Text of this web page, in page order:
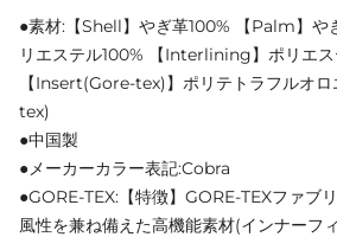
●素材:【Shell】やぎ革100% 【Palm】
リエステル100% 【Interlining】ポリエス
【Insert(Gore-tex)】ポリテトラフルオ
tex)
●中国製
●メーカーカラー表記:Cobra
●GORE-TEX:【特徴】GORE-TEXファブ
風性を兼ね備えた高機能素材(インナーフ